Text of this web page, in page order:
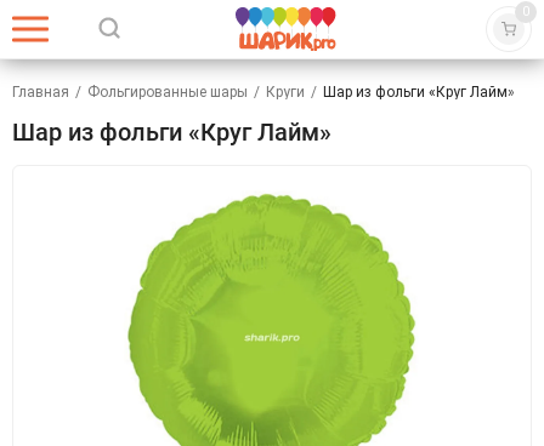
0
Главная / Фольгированные шары / Круги / Шар из фольги «Круг Лайм»
Шар из фольги «Круг Лайм»